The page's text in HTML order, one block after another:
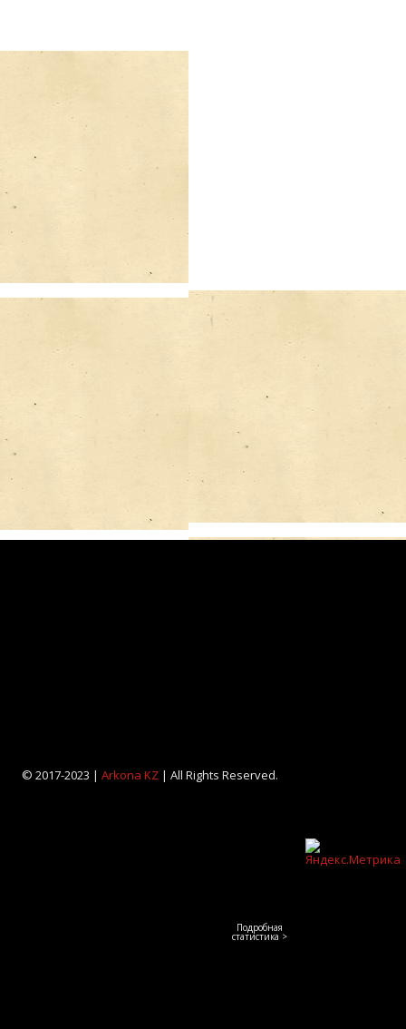
© 2017-2023 | Arkona KZ| All Rights Reserved.
Подробная
статистика >